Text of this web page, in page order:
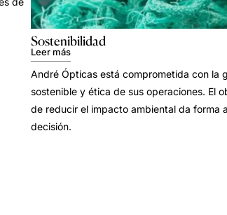
Sostenibilidad
Leer más
André Ópticas está comprometida con la
sostenible y ética de sus operaciones. El
de reducir el impacto ambiental da forma
decisión.